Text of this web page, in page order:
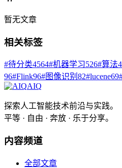
暂无文章
相关标签
#待分类4564#机器学习526#算法
96#Flink96#图像识别 82#lucene69
AIQ
探索人工智能技术前沿与实践。
平等 · 自由 · 奔放 · 乐于分享。
内容频道
全部文章